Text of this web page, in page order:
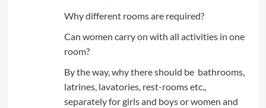
Why different rooms are required?
Can women carry on with all activities in one
room?
By the way, why there should be bathrooms,
latrines, lavatories, rest-rooms etc.,
separately for girls and boys or women and